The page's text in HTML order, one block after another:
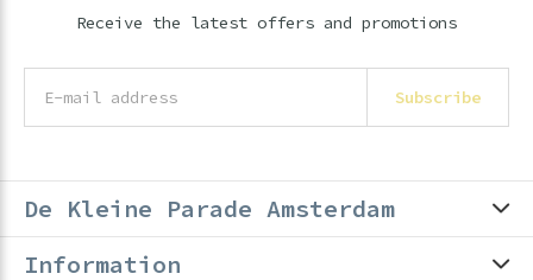
Receive the latest offers and promotions
Subscribe
De Kleine Parade Amsterdam
Information